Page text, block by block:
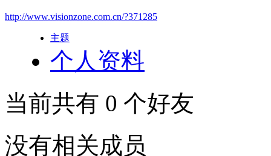
http://www.visionzone.com.cn/?371285
主题
个人资料
当前共有 0 个好友
没有相关成员